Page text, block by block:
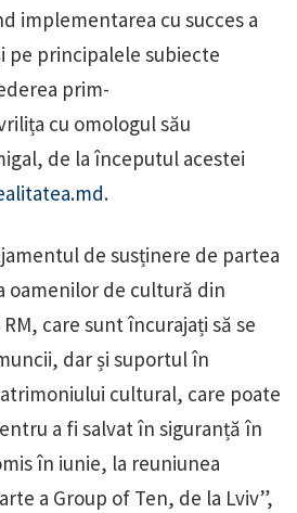
implementarea cu succes a
pe principalele subiecte
prim-
cu omologul său
de la începutul acestei
de susținere de partea
oamenilor de cultură din
care sunt încurajați să se
dar și suportul în
cultural, care poate
a fi salvat în siguranță în
în iunie, la reuniunea
a Group of Ten, de la Lviv”,